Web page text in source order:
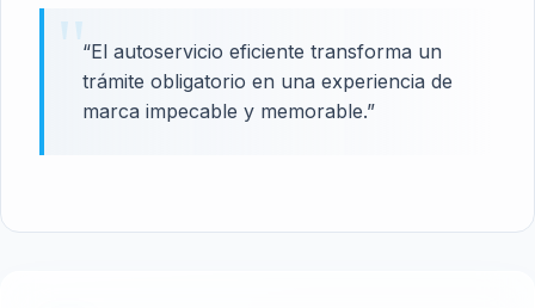
“El autoservicio eficiente transforma un
trámite obligatorio en una experiencia de
marca impecable y memorable.”